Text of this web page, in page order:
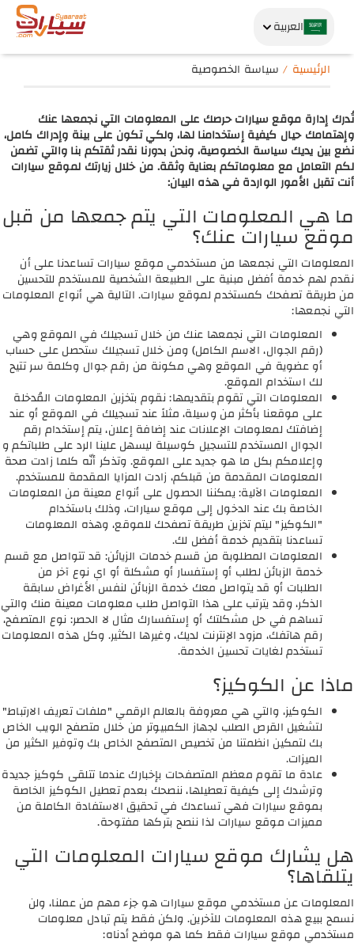
العربية
الرئيسية سياسة الخصوصية
تُدرك إدارة موقع سيارات حرصك على المعلومات التي نجمعها عنك
وإهتمامك حيال كيفية إستخدامنا لها، ولكي تكون على بينة وإدراك كامل،
نضع بين يديك سياسة الخصوصية، ونحن بدورنا نقدر ثقتكم بنا والتي تضمن
لكم التعامل مع معلوماتكم بعناية وثقة. من خلال زيارتك لموقع سيارات
أنت تقبل الأمور الواردة في هذه البيان:
ما هي المعلومات التي يتم جمعها من قبل
موقع سيارات عنك؟
المعلومات التي نجمعها من مستخدمي موقع سيارات تساعدنا على أن
نقدم لهم خدمة أفضل مبنية على الطبيعة الشخصية للمستخدم للتحسين
من طريقة تصفحك كمستخدم لموقع سيارات. التالية هي أنواع المعلومات
التي نجمعها:
المعلومات التي نجمعها عنك من خلال تسجيلك في الموقع وهي
(رقم الجوال، الاسم الكامل) ومن خلال تسجيلك ستحصل على حساب
أو عضوية في الموقع وهي مكونة من رقم جوال وكلمة سر تتيح
لك استخدام الموقع.
المعلومات التي تقوم بتقديمها: نقوم بتخزين المعلومات المُدخلة
على موقعنا بأكثر من وسيلة، مثلاً عند تسجيلك في الموقع أو عند
إضافتك لمعلومات الإعلانات عند إضافة إعلان، يتم إستخدام رقم
الجوال المستخدم للتسجيل كوسيلة ليسهل علينا الرد على طلباتكم و
وإعلامكم بكل ما هو جديد على الموقع. وتذكر أنّه كلما زادت صحة
المعلومات المقدمة من قبلكم، زادت المزايا المقدمة للمستخدم.
المعلومات الآلية: يمكننا الحصول على أنواع معينة من المعلومات
الخاصة بك عند الدخول إلى موقع سيارات، وذلك باستخدام
"الكوكيز" ليتم تخزين طريقة تصفحك للموقع، وهذه المعلومات
تساعدنا بتقديم خدمة أفضل لك.
المعلومات المطلوبة من قسم خدمات الزيائن: قد تتواصل مع قسم
خدمة الزبائن لطلب أو إستفسار أو مشكلة أو اي نوع آخر من
الطلبات أو قد يتواصل معك خدمة الزبائن لنفس الأغراض سابقة
الذكر، وقد يترتب على هذا التواصل طلب معلومات معينة منك والتي
تساهم في حل مشكلتك أو إستفسارك مثال لا الحصر: نوع المتصفح،
رقم هاتفك، مزود الإنترنت لديك، وغيرها الكثير. وكل هذه المعلومات
تستخدم لغايات تحسين الخدمة.
ماذا عن الكوكيز؟
الكوكيز، والتي هي معروفة بالعالم الرقمي "ملفات تعريف الارتباط"
لتشغيل القرص الصلب لجهاز الكمبيوتر من خلال متصفح الويب الخاص
بك لتمكين انظمتنا من تخصيص المتصفح الخاص بك وتوفير الكثير من
الميزات.
عادة ما تقوم معظم المتصفحات بإخبارك عندما تتلقى كوكيز جديدة
وترشدك إلى كيفية تعطيلها، ننصحك بعدم تعطيل الكوكيز الخاصة
بموقع سيارات فهي تساعدك في تحقيق الاستفادة الكاملة من
مميزات موقع سيارات لذا ننصح بتركها مفتوحة.
هل يشارك موقع سيارات المعلومات التي
يتلقاها؟
المعلومات عن مستخدمي موقع سيارات هو جزء مهم من عملنا، ولن
نسمح ببيع هذه المعلومات للآخرين. ولكن فقط يتم تبادل معلومات
مستخدمي موقع سيارات فقط كما هو موضح أدناه: